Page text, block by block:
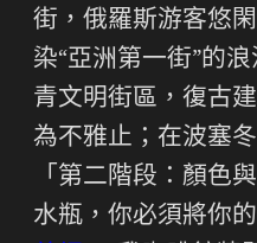
街，俄羅斯游客悠
染“亞洲第一街”的
青文明街區，復古
為不雅止；在波塞
「第二階段：顏色
水瓶，你必須將你